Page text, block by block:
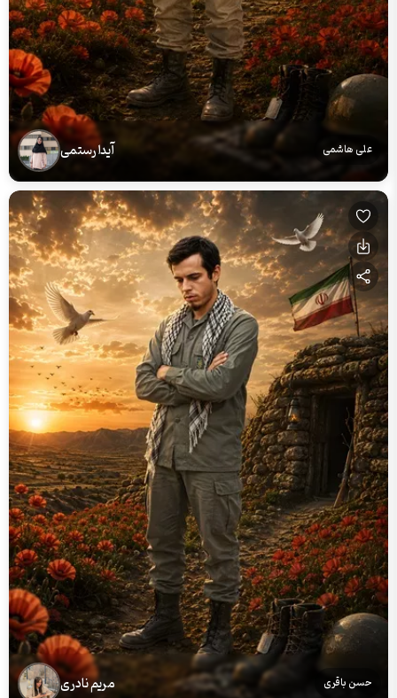
علی هاشمی آیدا رستمی
حسن باقری مریم نادری